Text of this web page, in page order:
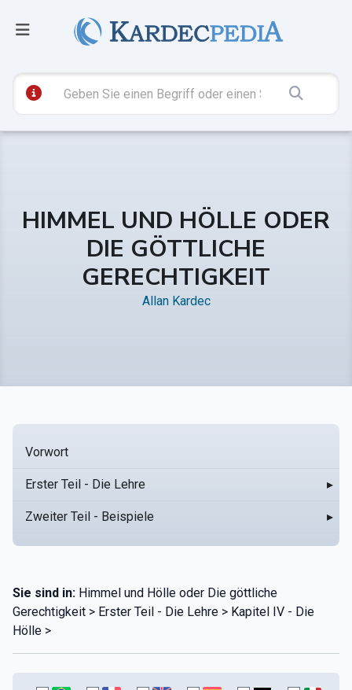
HIMMEL UND HÖLLE ODER
DIE GÖTTLICHE
GERECHTIGKEIT
Allan Kardec
Vorwort
Erster Teil - Die Lehre ▸
Zweiter Teil - Beispiele ▸
Sie sind in: Himmel und Hölle oder Die göttliche
Gerechtigkeit > Erster Teil - Die Lehre > Kapitel IV - Die
Hölle >